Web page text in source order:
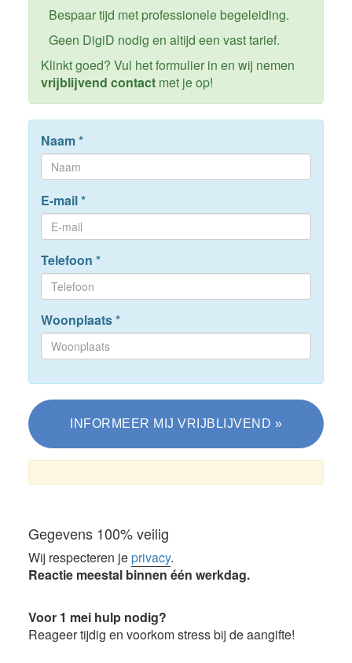
Bespaar tijd met professionele begeleiding.
Geen DigiD nodig en altijd een vast tarief.
Klinkt goed? Vul het formulier in en wij nemen
vrijblijvend contactmet je op!
Naam*
E-mail*
Telefoon *
Woonplaats*
Gegevens 100% veilig
Wij respecteren jeprivacy.
Reactie meestal binnen één werkdag.
Voor 1 mei hulp nodig?
Reageer tijdig en voorkom stress bij de aangifte!